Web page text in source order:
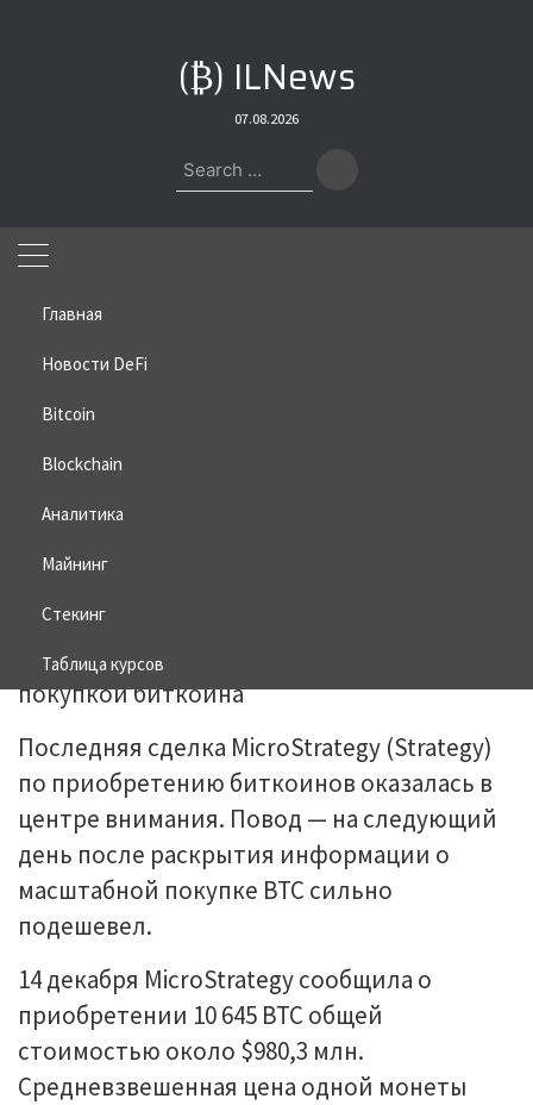
(₿) ILNews
07.08.2026
Search
for:
Главная
Новости DeFi
Bitcoin
Blockchain
Аналитика
Майнинг
Стекинг
Таблица курсов
Home»Bitcoin
последней покупкой биткоина
Последняя сделка MicroStrategy (Strategy)
по приобретению биткоинов оказалась в
центре внимания. Повод — на следующий
день после раскрытия информации о
масштабной покупке BTC сильно
подешевел.
14 декабря MicroStrategy сообщила о
приобретении 10 645 BTC общей
стоимостью около $980,3 млн.
Средневзвешенная цена одной монеты